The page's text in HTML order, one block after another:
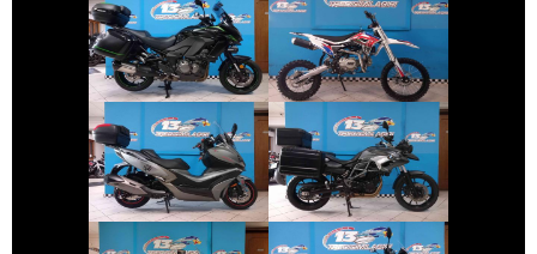
KAWASAKI
VERSYS
ALTRA-MARCA
ALTRO-
MODELLO
KYMCO XCITING
€ 3.890 €
BMW SERIE-F-GS
€ 6.390 €
€ 4.790 € € 6.390 €